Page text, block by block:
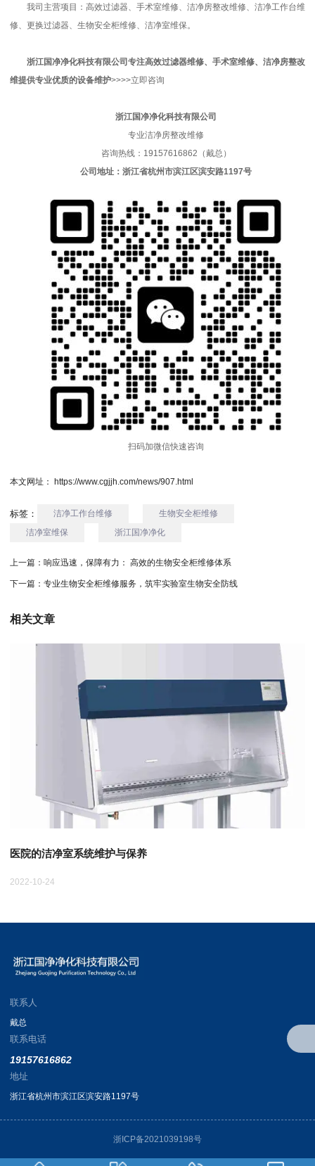
我司主营项目：高效过滤器、手术室维修、洁净房整改维修、洁净工作台维
修、更换过滤器、生物安全柜维修、洁净室维保。
浙江国净净化科技有限公司 专注高效过滤器维修、手术室维修、洁净房整改
维提供专业优质的设备维护>>>>立即咨询
浙江国净净化科技有限公司
专业洁净房整改维修
咨询热线：19157616862（戴总）
公司地址：浙江省杭州市滨江区滨安路1197号
扫码加微信快速咨询
本文网址： https://www.cgjjh.com/news/907.html
标签： 洁净工作台维修
生物安全柜维修
洁净室维保
浙江国净净化
上一篇： 响应迅速，保障有力： 高效的生物安全柜维修体系
下一篇： 专业生物安全柜维修服务，筑牢实验室生物安全防线
相关文章
医院的洁净室系统维护与保养
2022-10-24
联系人
戴总
联系电话
19157616862
地址
浙江省杭州市滨江区滨安路1197号
浙ICP备2021039198号